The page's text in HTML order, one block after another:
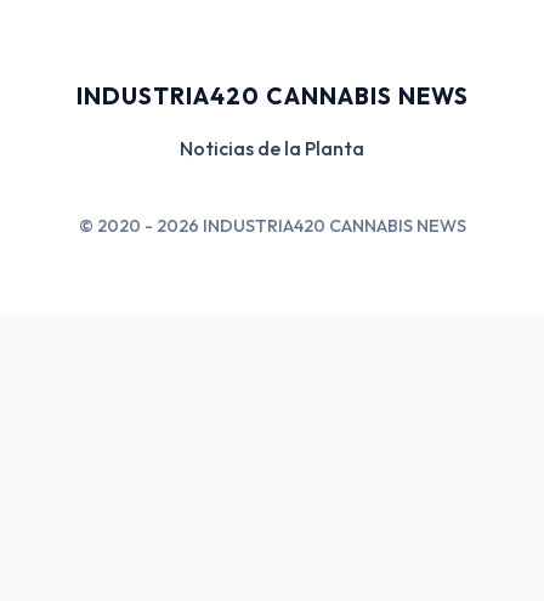
INDUSTRIA420 CANNABIS NEWS
Noticias de la Planta
© 2020 - 2026 INDUSTRIA420 CANNABIS NEWS